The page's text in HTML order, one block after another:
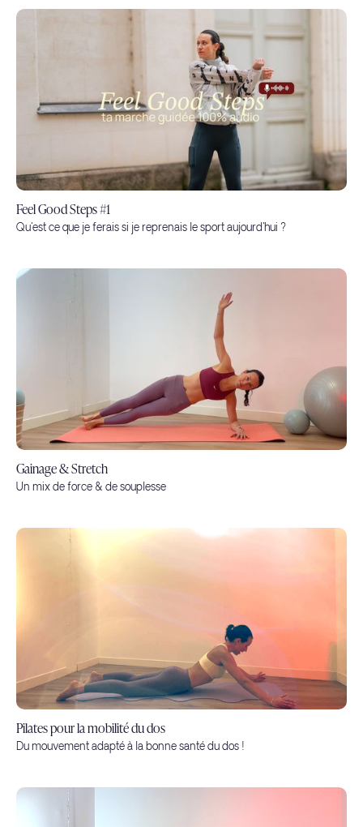
Feel Good Steps #1
Qu'est ce que je ferais si je reprenais le sport aujourd'hui ?
Gainage & Stretch
Un mix de force & de souplesse
Pilates pour la mobilité du dos
Du mouvement adapté à la bonne santé du dos !